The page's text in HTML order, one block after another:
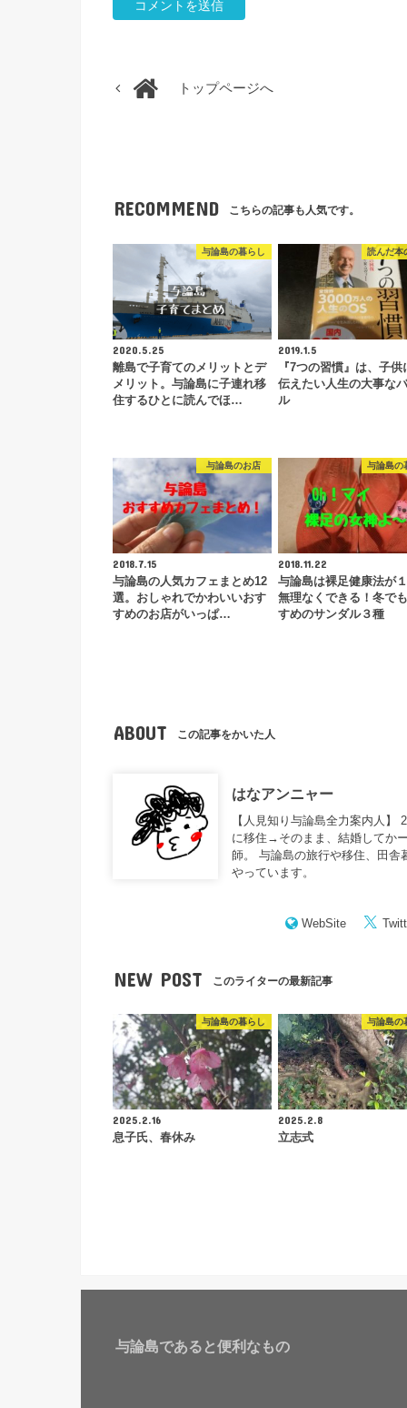
トップページへ
RECOMMEND こちらの記事も人気です。
与論島の暮らし
2020.5.25
離島で子育てのメリットとデ
メリット。与論島に子連れ移
住するひとに読んでほ…
読んだ本
2019.1.5
『7つの習慣』は、子供
伝えたい人生の大事な
ル
与論島のお店
2018.7.15
与論島の人気カフェまとめ12
選。おしゃれでかわいいおす
すめのお店がいっぱ…
与論島の
2018.11.22
与論島は裸足健康法が
無理なくできる！冬で
すめのサンダル３種
ABOUT この記事をかいた人
はなアンニャー
【人見知り与論島全力案内人
に移住→そのまま、結婚してか
師。 与論島の旅行や移住、田舎
やっています。
WebSite
NEW POST このライターの最新記事
与論島の暮らし
2025.2.16
息子氏、春休み
与論島の
2025.2.8
立志式
与論島であると便利なもの